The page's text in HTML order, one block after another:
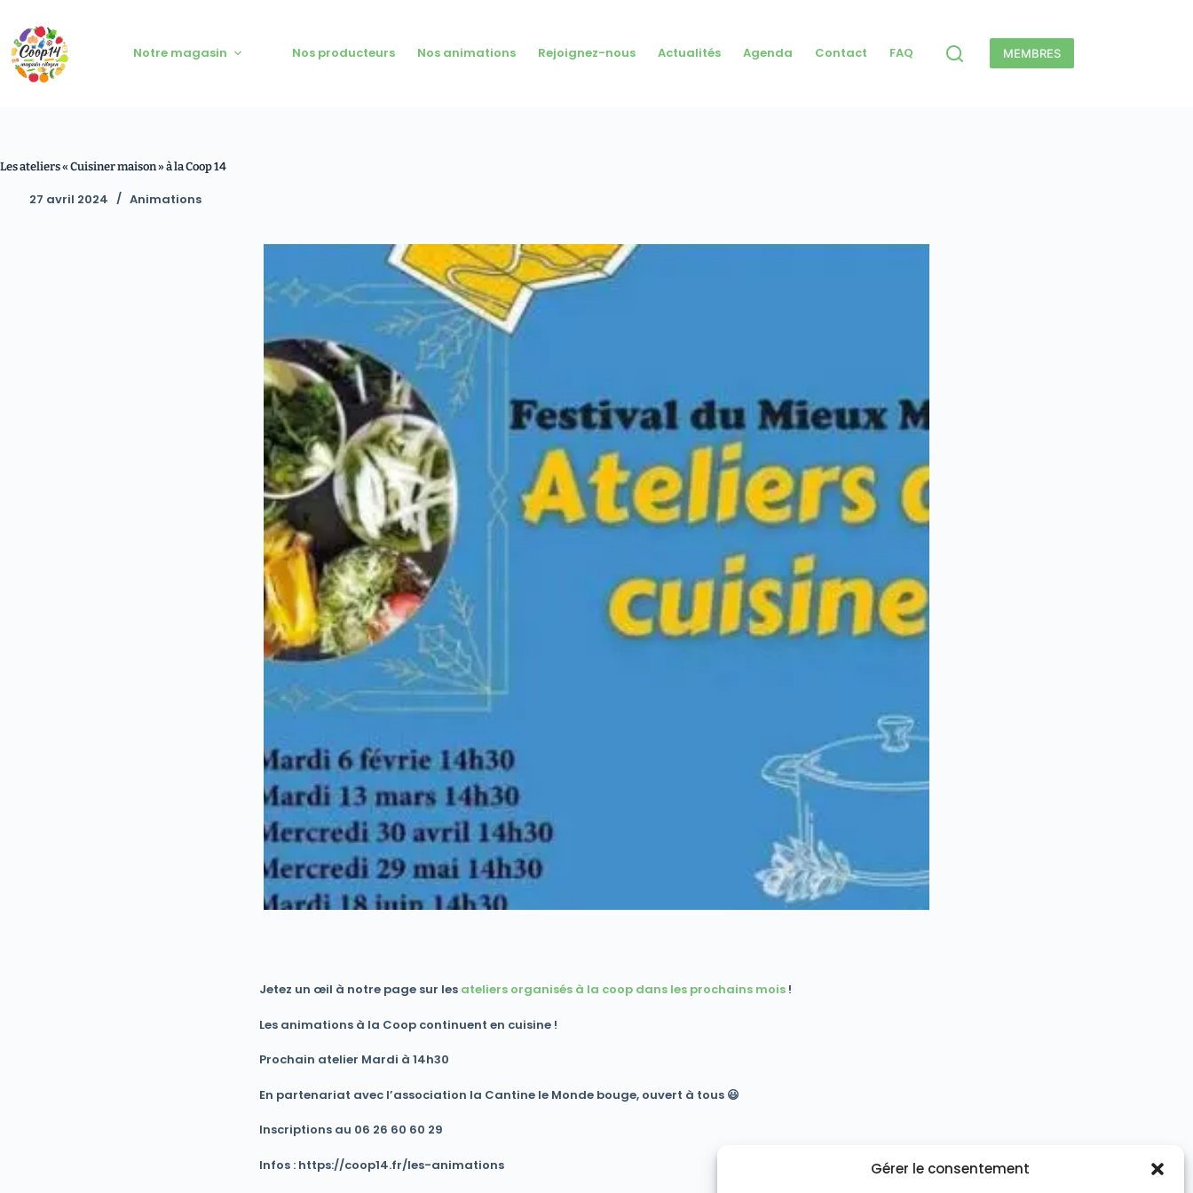
Gérer le consentement
Notre magasin Nos producteurs Nos animations Rejoignez-nous Actualités Agenda Contact FAQ MEMBRES
Les ateliers « Cuisiner maison » à la Coop 14
27 avril 2024 Animations
Jetez un œil à notre page sur les ateliers organisés à la coop dans les prochains mois !
Les animations à la Coop continuent en cuisine !
Prochain atelier Mardi à 14h30
En partenariat avec l’association la Cantine le Monde bouge, ouvert à tous 😃
Inscriptions au 06 26 60 60 29
Infos : https://coop14.fr/les-animations